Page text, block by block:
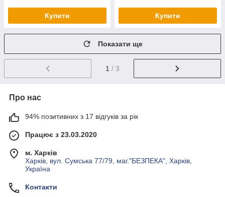
Купити Купити
Показати ще
1 / 3
Про нас
94% позитивних з 17 відгуків за рік
Працює з 23.03.2020
м. Харків
Харків, вул. Сумська 77/79, маг."БЕЗПЕКА", Харків,
Україна
Контакти